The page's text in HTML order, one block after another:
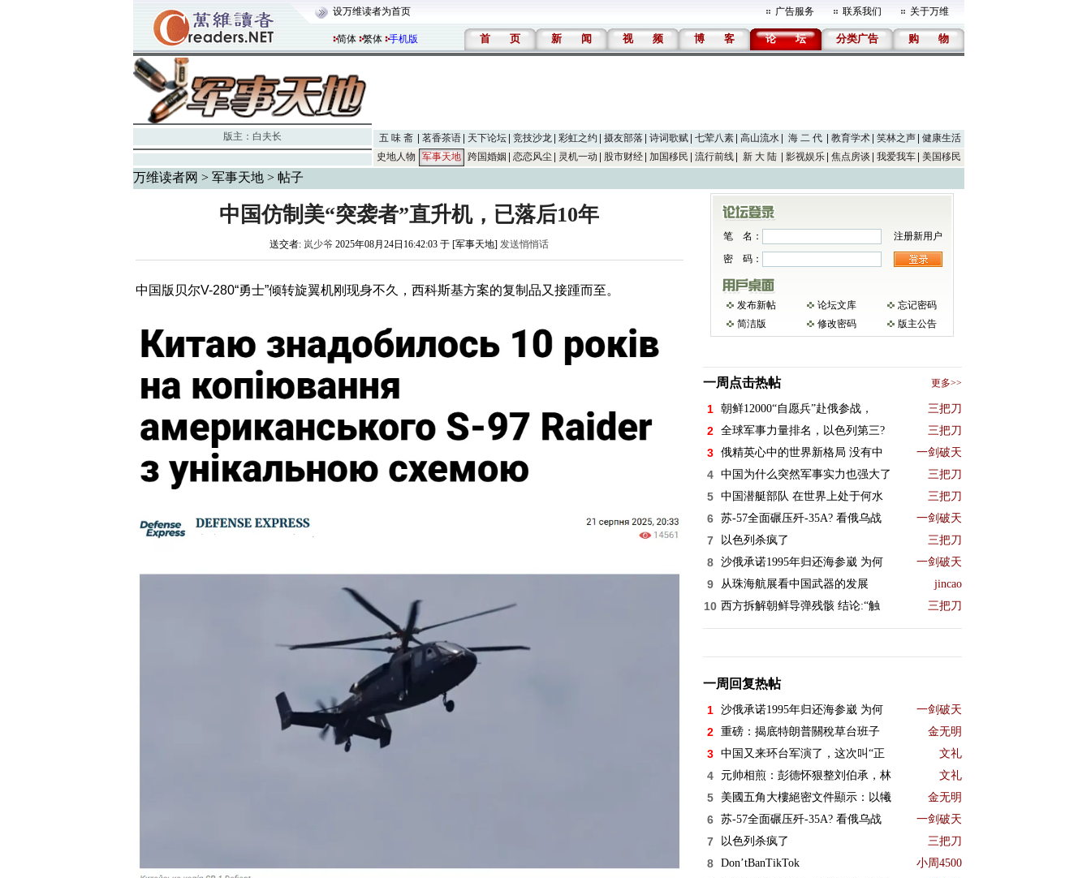
设万维读者为首页 广告服务 联系我们 关于万维
简体 繁体 手机版 首 页 新 闻 视 频 博 客 论 坛 分类广告 购 物
版主： 白夫长 五 味 斋 茗香茶语 天下论坛 竞技沙龙 彩虹之约 摄友部落 诗词歌赋 七荤八素 高山流水 海 二 代 教育学术 笑林之声
健康生活
史地人物
军事天地 跨国婚姻 恋恋风尘 灵机一动 股市财经 加国移民 流行前线 新 大 陆 影视娱乐 焦点房谈 我爱我车 美国移民
万维读者网 > 军事天地> 帖子
中国仿制美“突袭者”直升机，已落后10年
送交者: 岚少爷 2025年08月24日16:42:03 于 [军事天地] 发送悄悄话
中国版贝尔V-280“勇士”倾转旋翼机刚现身不久，西科斯基方案的复制品又接踵而至。
笔 名：
注册新用户
密 码：
发布新帖 论坛文库
忘记密码
简洁版
修改密码 版主公告
一周点击热帖 更多>>
1 朝鲜12000“自愿兵”赴俄参战， 三把刀
2 全球军事力量排名，以色列第三? 三把刀
3 俄精英心中的世界新格局 没有中 一剑破天
4 中国为什么突然军事实力也强大了 三把刀
5 中国潜艇部队 在世界上处于何水 三把刀
6 苏-57全面碾压歼-35A? 看俄乌战 一剑破天
7 以色列杀疯了 三把刀
8 沙俄承诺1995年归还海参崴 为何 一剑破天
9 从珠海航展看中国武器的发展 jincao
10 西方拆解朝鲜导弹残骸 结论:“触 三把刀
一周回复热帖
1 沙俄承诺1995年归还海参崴 为何 一剑破天
2 重磅：揭底特朗普關稅草台班子 金无明
3 中国又来环台军演了，这次叫“正 文礼
4 元帅相煎：彭德怀狠整刘伯承，林 文礼
5 美國五角大樓絕密文件顯示：以犧 金无明
6 苏-57全面碾压歼-35A? 看俄乌战 一剑破天
7 以色列杀疯了 三把刀
8 Don’tBanTikTok 小周4500